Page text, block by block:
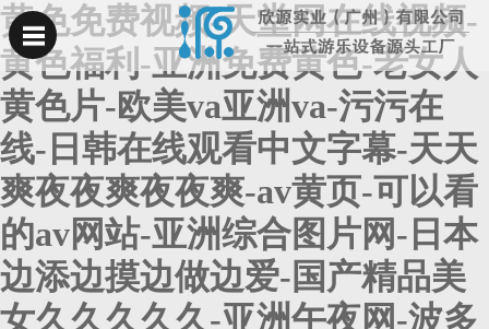
黄色免费视频-天堂网在线视频-
黄色福利-亚洲免费黄色-老女人
黄色片-欧美va亚洲va-污污在
线-日韩在线观看中文字幕-天天
爽夜夜爽夜夜爽-av黄页-可以看
的av网站-亚洲综合图片网-日本
边添边摸边做边爱-国产精品美
女久久久久久-亚洲午夜网-波多